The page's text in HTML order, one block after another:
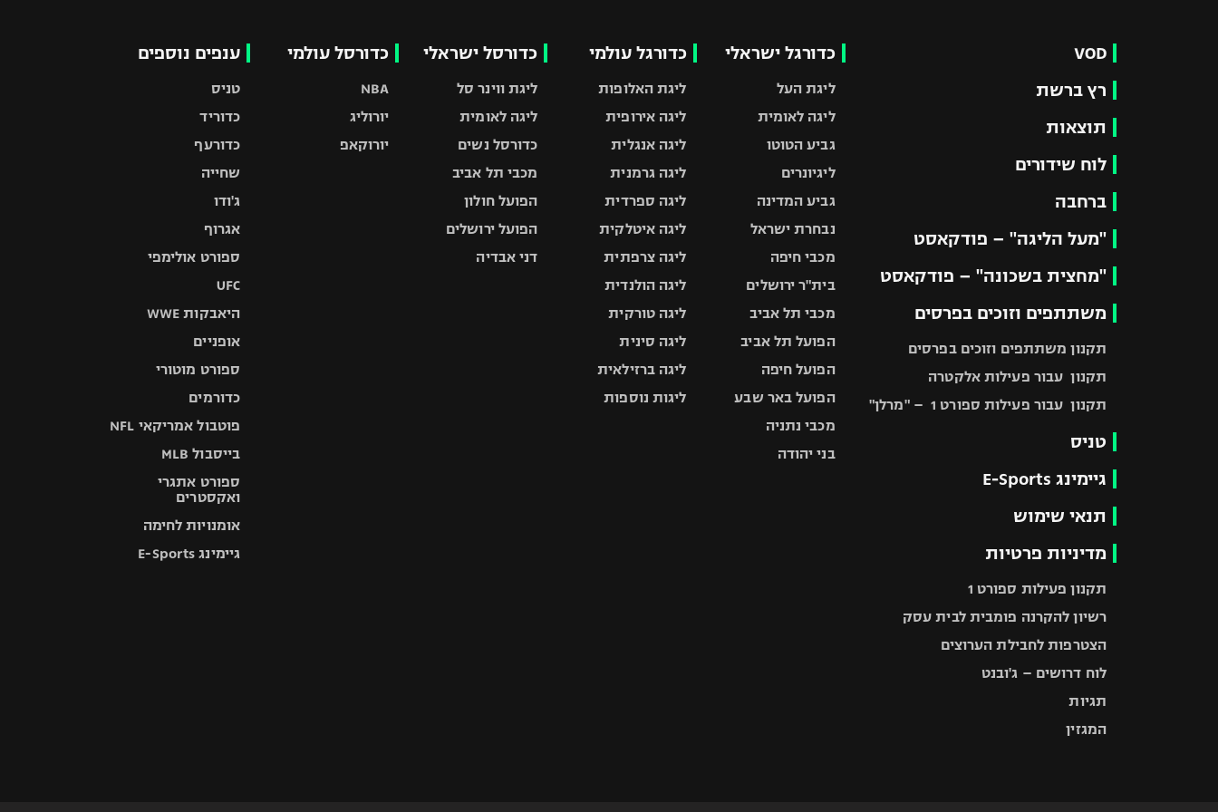
VOD
רץ ברשת
תוצאות
לוח שידורים
ברחבה
"מעל הליגה" – פודקאסט
"מחצית בשכונה" – פודקאסט
משתתפים וזוכים בפרסים
תקנון משתתפים וזוכים בפרסים
תקנון עבור פעילות אלקטרה
תקנון עבור פעילות ספורט 1 – "מרלן"
טניס
גיימינג E-Sports
תנאי שימוש
מדיניות פרטיות
תקנון פעילות ספורט 1
רשיון להקרנה פומבית לבית עסק
הצטרפות לחבילת הערוצים
לוח דרושים – ג'ובנט
תגיות
המגזין
כדורגל ישראלי
ליגת העל
ליגה לאומית
גביע הטוטו
ליגיונרים
גביע המדינה
נבחרת ישראל
מכבי חיפה
בית"ר ירושלים
מכבי תל אביב
הפועל תל אביב
הפועל חיפה
הפועל באר שבע
מכבי נתניה
בני יהודה
כדורגל עולמי
ליגת האלופות
ליגה אירופית
ליגה אנגלית
ליגה גרמנית
ליגה ספרדית
ליגה איטלקית
ליגה צרפתית
ליגה הולנדית
ליגה טורקית
ליגה סינית
ליגה ברזילאית
ליגות נוספות
כדורסל ישראלי
ליגת ווינר סל
ליגה לאומית
כדורסל נשים
מכבי תל אביב
הפועל חולון
הפועל ירושלים
דני אבדיה
כדורסל עולמי
NBA
יורוליג
יורוקאפ
ענפים נוספים
טניס
כדוריד
כדורעף
שחייה
ג'ודו
אגרוף
ספורט אולימפי
UFC
היאבקות WWE
אופניים
ספורט מוטורי
כדורמים
פוטבול אמריקאי NFL
בייסבול MLB
ספורט אתגרי
ואקסטרים
אומנויות לחימה
גיימינג E-Sports